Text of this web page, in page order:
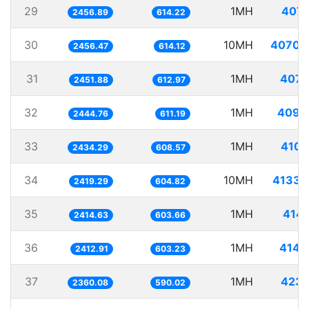
29 2456.89 614.22 1MH
30 2456.47 614.12 10MH
31 2451.88 612.97 1MH
32 2444.76 611.19 1MH
33 2434.29 608.57 1MH
34 2419.29 604.82 10MH
35 2414.63 603.66 1MH
36 2412.91 603.23 1MH
37 2360.08 590.02 1MH